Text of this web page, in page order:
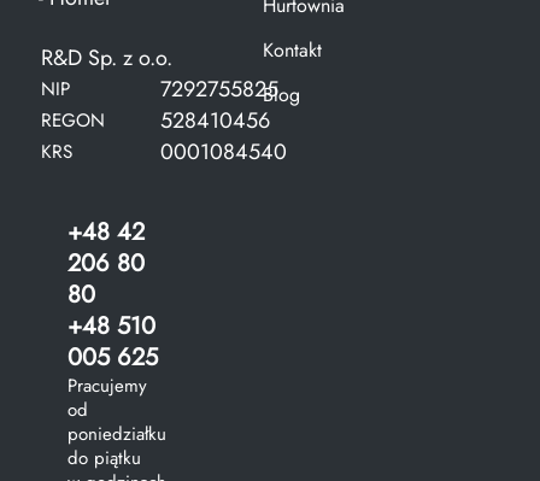
R&D Sp. z o.o.
NIP 7292755825
REGON 528410456
KRS 0001084540
+48 42
206 80
80
+48 510
005 625
Pracujemy
od
poniedziałku
do piątku
Kontakt
Blog